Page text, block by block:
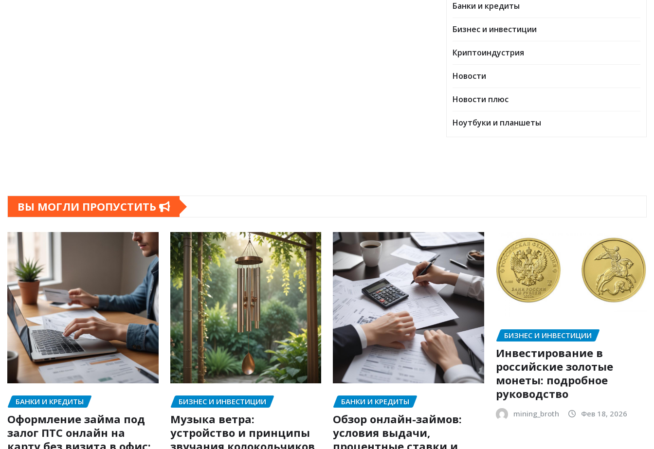
Банки и кредиты
Бизнес и инвестиции
Криптоиндустрия
Новости
Новости плюс
Ноутбуки и планшеты
ВЫ МОГЛИ ПРОПУСТИТЬ
БАНКИ И КРЕДИТЫ
Оформление займа под
залог ПТС онлайн на
БИЗНЕС И ИНВЕСТИЦИИ
Музыка ветра:
устройство и принципы
БАНКИ И КРЕДИТЫ
Обзор онлайн-займов:
условия выдачи,
БИЗНЕС И ИНВЕСТИЦИИ
Инвестирование в
российские золотые
монеты: подробное
руководство
mining_broth Фев 18, 2026